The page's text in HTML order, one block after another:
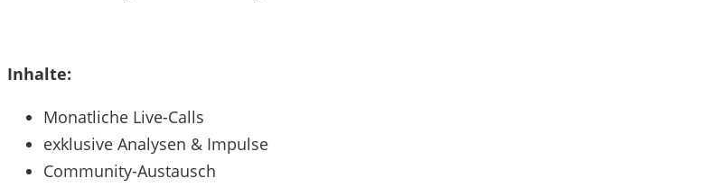
Inhalte:
Monatliche Live-Calls
exklusive Analysen & Impulse
Community-Austausch